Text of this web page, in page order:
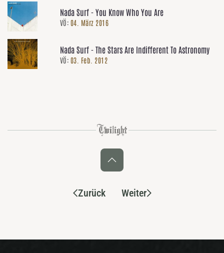
Nada Surf - You Know Who You Are
VÖ: 04. März 2016
Nada Surf - The Stars Are Indifferent To Astronomy
VÖ: 03. Feb. 2012
Zurück Weiter